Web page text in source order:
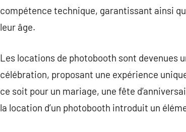
compétence technique, garantissant ainsi
leur âge.
Les locations de photobooth sont
célébration, proposant une expérience
ce soit pour un mariage, une fête
la location d’un photobooth introduit un